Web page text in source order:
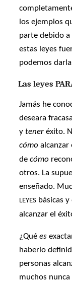
los ejemplos
parte debido a
estas leyes
podemos
Las leyes
Jamás he
deseara
ytener éxito.
cómo alcanzar
decómo
otros. La
enseñado.
LEYES básicas
alcanzar el
¿Quées
haberlo
personas
muchos